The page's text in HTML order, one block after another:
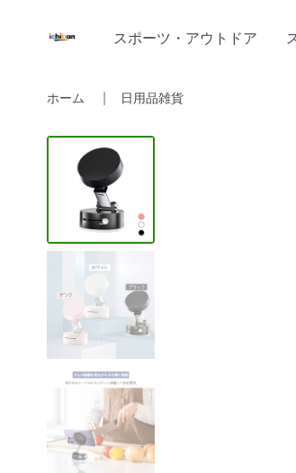
スポーツ・アウトドア
ホーム 日用品雑貨